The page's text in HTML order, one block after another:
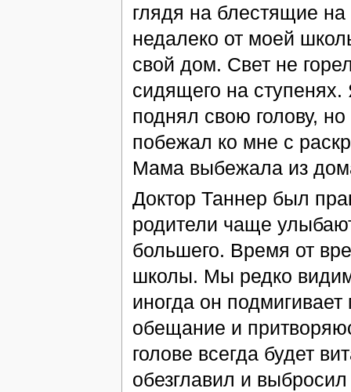
глядя на блестящие
недалеко от моей
свой дом. Свет не
сидящего на
поднял свою голову,
побежал ко мне с
Мама выбежала из
Доктор Таннер был
родители чаще
большего. Время от
школы. Мы редко видим
иногда он
обещание и
голове всегда будет
обезглавил и